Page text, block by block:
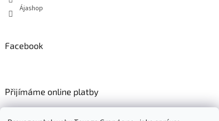
Ájashop
Facebook
Přijímáme online platby